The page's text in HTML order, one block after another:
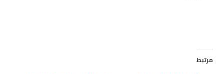
مرتبط